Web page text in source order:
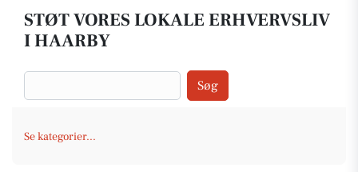
STØT VORES LOKALE ERHVERVSLIV
I HAARBY
Søg
Se kategorier...